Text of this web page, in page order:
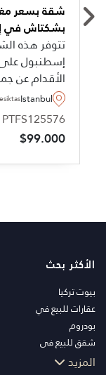
شقة بسعر
بشكتاش في
تتوفر هذه
إسطنبول
الأقدام عن
مثالية
في قلب
Istanbul
$99.000
الأكثر بحث
بيوت تركيا
عقارات للبيع في
بودروم
شقق للبيع في
اسطنبول
المزيد